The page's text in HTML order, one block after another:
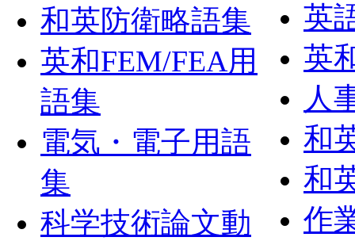
和英防衛略語集
英和FEM/FEA用
語集
電気・電子用語
集
科学技術論文動
英
英
人
和
和
作